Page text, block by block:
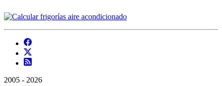
2005 - 2026